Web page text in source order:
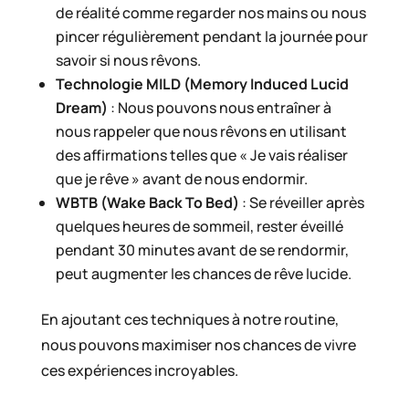
de réalité comme regarder nos mains ou nous
pincer régulièrement pendant la journée pour
savoir si nous rêvons.
Technologie MILD (Memory Induced Lucid
Dream) : Nous pouvons nous entraîner à
nous rappeler que nous rêvons en utilisant
des affirmations telles que « Je vais réaliser
que je rêve » avant de nous endormir.
WBTB (Wake Back To Bed) : Se réveiller après
quelques heures de sommeil, rester éveillé
pendant 30 minutes avant de se rendormir,
peut augmenter les chances de rêve lucide.
En ajoutant ces techniques à notre routine,
nous pouvons maximiser nos chances de vivre
ces expériences incroyables.